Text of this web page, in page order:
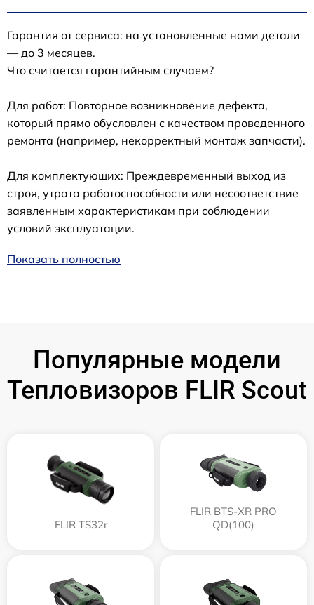
Гарантия от сервиса: на установленные нами детали
— до 3 месяцев.
Что считается гарантийным случаем?
Для работ: Повторное возникновение дефекта,
который прямо обусловлен с качеством проведенного
ремонта (например, некорректный монтаж запчасти).
Для комплектующих: Преждевременный выход из
строя, утрата работоспособности или несоответствие
заявленным характеристикам при соблюдении
условий эксплуатации.
Показать полностью
Популярные модели
Тепловизоров FLIR Scout
FLIR TS32r
FLIR BTS-XR PRO
QD(100)